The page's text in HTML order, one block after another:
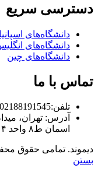
دسترسی سریع
دانشگاه‌های اسپانیا
دانشگاه‌های
دانشگاه‌های چین
تماس با ما
تلفن:02188191545
آدرس: تهران،
اسمان ط۸ واحد ۸۰۴
دیموند. تمامی حقوق
بستن